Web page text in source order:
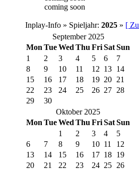
coming soon
Inplay-Info » Spieljahr: 2025 » [
September 2025
Mon TueWed Thu FriSatSun
1
2 3 4 5 6
7
8
9 10 11 12 13 14
15
16 17 18 19 20 21
22
23 24 25 26 27 28
29
30
Oktober 2025
Mon TueWed Thu FriSatSun
1
2 3 4
5
6
7 8 9 10 11
12
13
14 15 16 17 18 19
20
21 22 23 24 25 26